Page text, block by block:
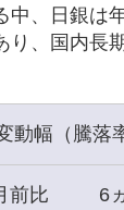
、日銀は
、国内長
動幅（騰落
前比 6